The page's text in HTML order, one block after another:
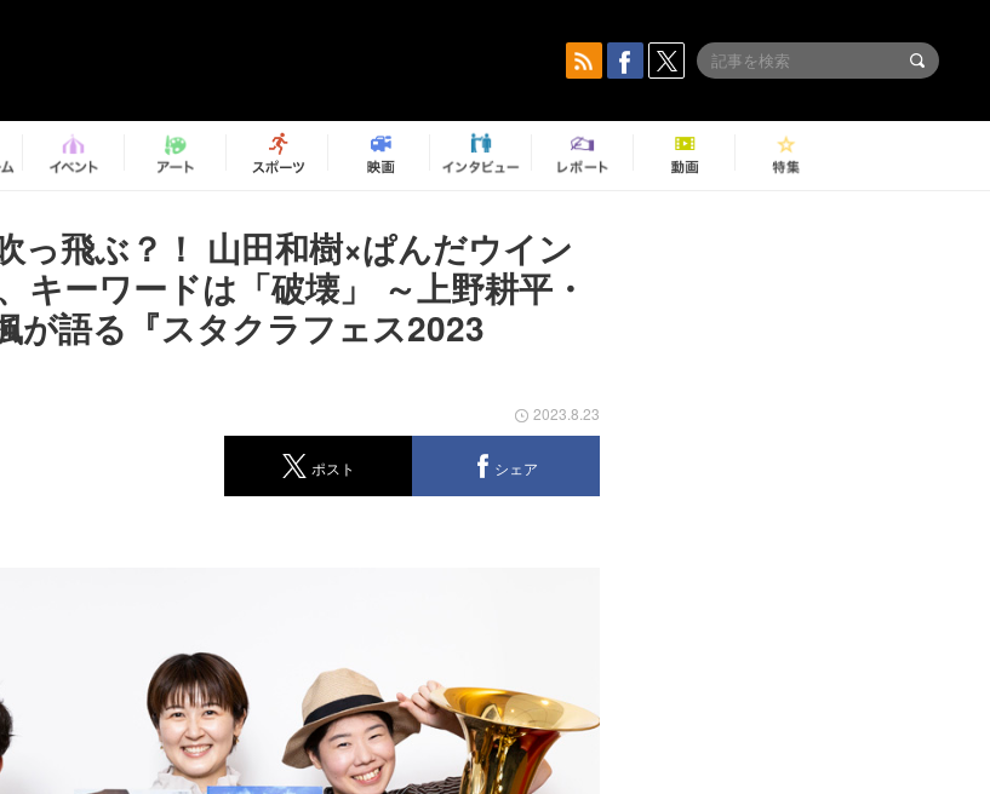
っ飛ぶ？！ 山田和樹×ぱんだウイン
キーワードは「破壊」 ～上野耕平・
が語る『スタクラフェス2023
2023.8.23
ポスト シェア